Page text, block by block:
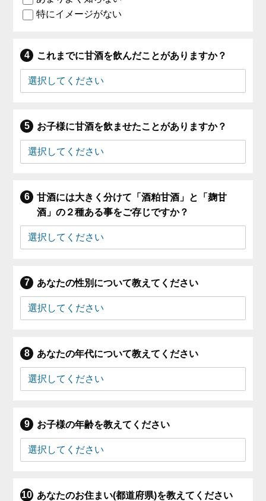
特にイメージがない
これまでに甘酒を飲んだことがありますか？
お子様に甘酒を飲ませたことがありますか？
甘酒には大きく分けて「酒粕甘酒」と「麹甘
酒」の２種ある事をご存じですか？
あなたの性別について教えてください
あなたの年代について教えてください
お子様の年齢を教えてください
あなたのお住まい(都道府県)を教えてください